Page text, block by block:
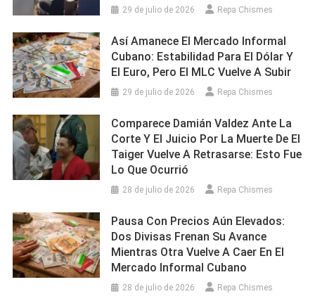
29 de julio de 2026 Repa Chismes
Así Amanece El Mercado Informal
Cubano: Estabilidad Para El Dólar Y
El Euro, Pero El MLC Vuelve A Subir
29 de julio de 2026 Repa Chismes
Comparece Damián Valdez Ante La
Corte Y El Juicio Por La Muerte De El
Taiger Vuelve A Retrasarse: Esto Fue
Lo Que Ocurrió
28 de julio de 2026 Repa Chismes
Pausa Con Precios Aún Elevados:
Dos Divisas Frenan Su Avance
Mientras Otra Vuelve A Caer En El
Mercado Informal Cubano
28 de julio de 2026 Repa Chismes